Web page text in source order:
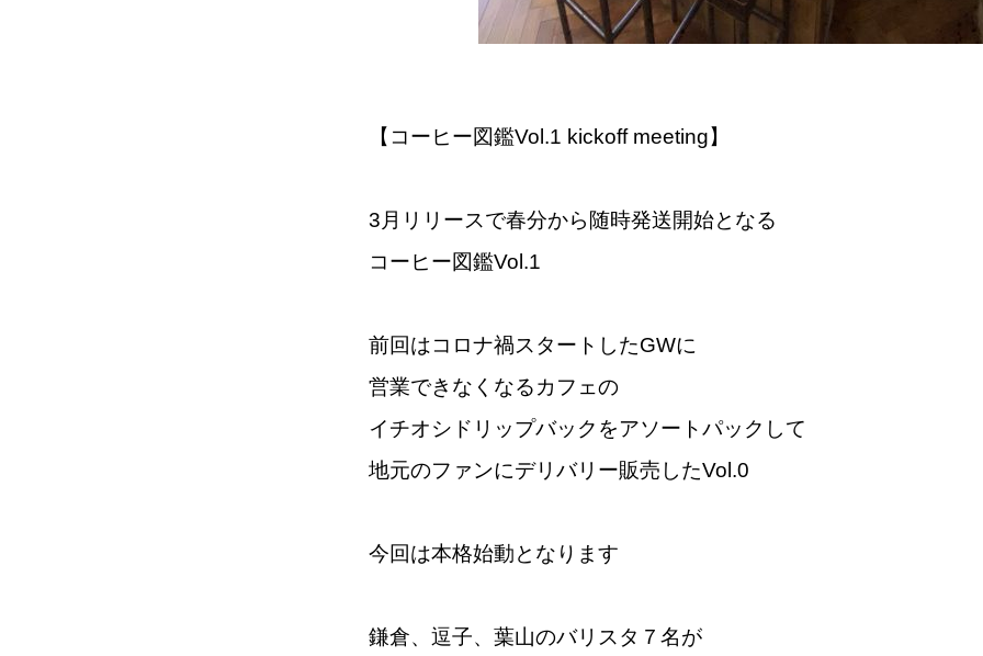
【コーヒー図鑑Vol.1 kickoff meeting】
3月リリースで春分から随時発送開始となる
コーヒー図鑑Vol.1
前回はコロナ禍スタートしたGWに
営業できなくなるカフェの
イチオシドリップバックをアソートパックして
地元のファンにデリバリー販売したVol.0
今回は本格始動となります
鎌倉、逗子、葉山のバリスタ７名が